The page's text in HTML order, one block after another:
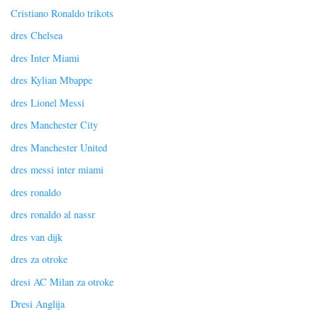
Cristiano Ronaldo trikots
dres Chelsea
dres Inter Miami
dres Kylian Mbappe
dres Lionel Messi
dres Manchester City
dres Manchester United
dres messi inter miami
dres ronaldo
dres ronaldo al nassr
dres van dijk
dres za otroke
dresi AC Milan za otroke
Dresi Anglija